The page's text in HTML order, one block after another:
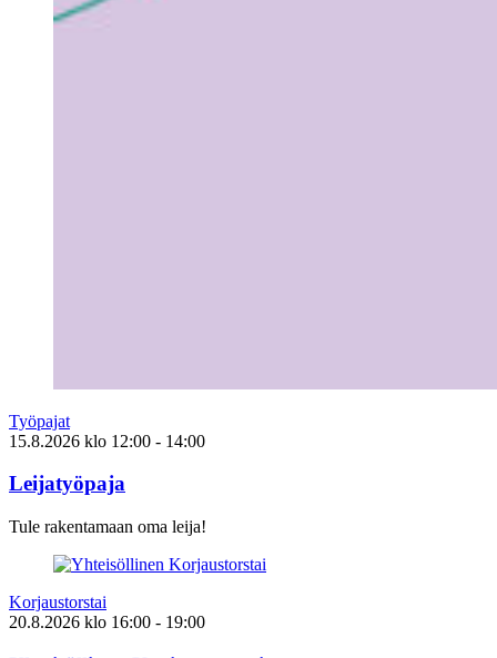
Työpajat
15.8.2026 klo 12:00 - 14:00
Leijatyöpaja
Tule rakentamaan oma leija!
Korjaustorstai
20.8.2026 klo 16:00 - 19:00